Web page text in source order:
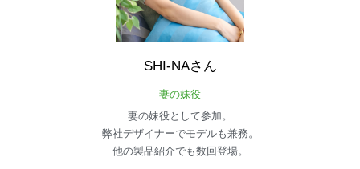
SHI-NAさん
妻の妹役
妻の妹役として参加。
弊社デザイナーでモデルも兼務。
他の製品紹介でも数回登場。